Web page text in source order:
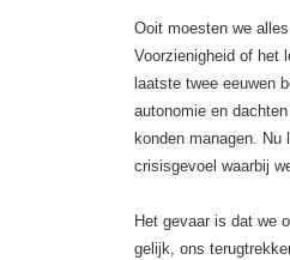
Ooit moesten we
Voorzienigheid of het
laatste twee eeuwen
autonomie en
konden managen. Nu
crisisgevoel waarbij
Het gevaar is dat we
gelijk, ons